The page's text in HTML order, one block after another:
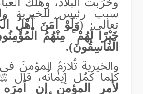
سبب رئيس للخيرية
تعالى: (وَلَوْ آمَنَ أَهْلُ
خَيْرًا لَهُمْ ۚ مِنْهُمُ
الْفَاسِقُونَ).
والخيرية تُلازِمُ المؤمنَ
كلما كمُل إيمانُه، قال
لأمر المؤمن إن أمرَه